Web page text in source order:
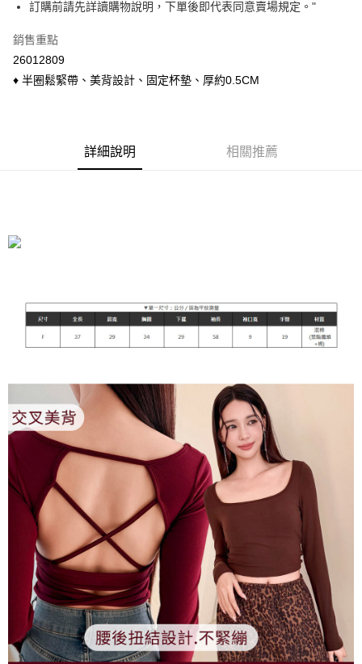
聯邦商業銀行
遠東國際商業銀行
元大商業銀行
台新國際商業銀行
台灣樂天信用卡公司
臺灣中小企業銀行
台中商業銀行
聯邦商業銀行
元大商業銀行
玉山商業銀行
星展（台灣）商業銀行
台新國際商業銀行
悠遊付
Google Pay
付款後全家取貨
每筆NT$90，滿NT$899(含以上)免運費
付款後萊爾富取貨
7-11付款取貨
每筆NT$90，滿NT$899(含以上)免運費
付款後7-11取貨
每筆NT$90，滿NT$899(含以上)免運費
宅配
每筆NT$90，滿NT$899(含以上)免運費
貨到付款
每筆NT$110
海外宅配 查看運費
訂購前請先詳讀購物說明，下單後即代表同意賣場規定。"
銷售重點
26012809
♦ 半圈鬆緊帶、美背設計、固定杯墊、厚約0.5CM
詳細說明 相關推薦